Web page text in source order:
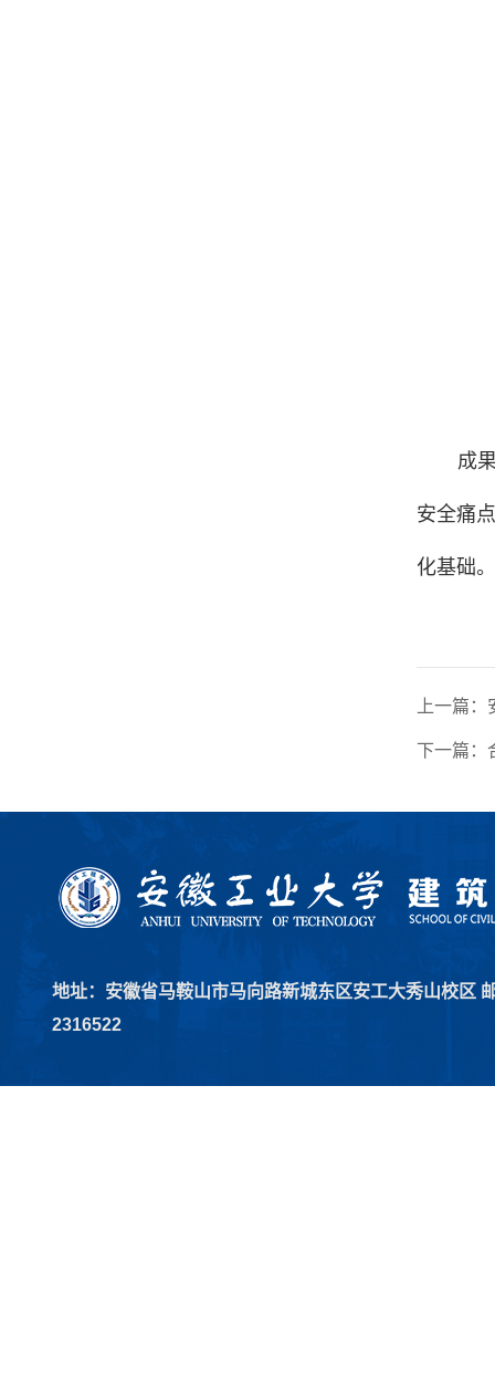
成
安全痛
化基础。
上一篇：
下一篇：
地址：安徽省马鞍山市马向路新城东区安工大秀山校区
2316522